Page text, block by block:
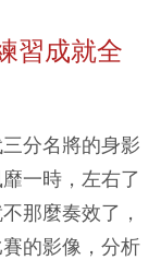
習成就全
分名將的身影
一時，左右了
那麼奏效了，
的影像，分析